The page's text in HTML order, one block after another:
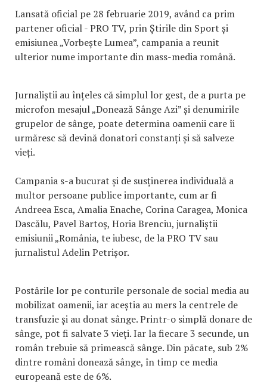
Lansată oficial pe 28 februarie 2019, având ca prim
partener oficial - PRO TV, prin Știrile din Sport și
emisiunea „Vorbește Lumea”, campania a reunit
ulterior nume importante din mass-media română.
Jurnaliștii au înțeles că simplul lor gest, de a purta pe
microfon mesajul „Donează Sânge Azi” și denumirile
grupelor de sânge, poate determina oamenii care îi
urmăresc să devină donatori constanți și să salveze
vieți.
Campania s-a bucurat și de susținerea individuală a
multor persoane publice importante, cum ar fi
Andreea Esca, Amalia Enache, Corina Caragea, Monica
Dascălu, Pavel Bartoș, Horia Brenciu, jurnaliștii
emisiunii „România, te iubesc, de la PRO TV sau
jurnalistul Adelin Petrișor.
Postările lor pe conturile personale de social media au
mobilizat oamenii, iar aceștia au mers la centrele de
transfuzie și au donat sânge. Printr-o simplă donare de
sânge, pot fi salvate 3 vieți. Iar la fiecare 3 secunde, un
român trebuie să primească sânge. Din păcate, sub 2%
dintre români donează sânge, în timp ce media
europeană este de 6%.